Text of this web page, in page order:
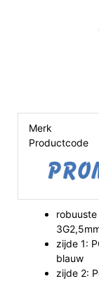
Merk
Productcode
zijde 1:
blauw
zijde 2: